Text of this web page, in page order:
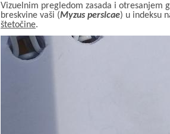
Vizuelnim pregledom zasada i otresanjem
breskvine vaši (Myzus persicae) u indeksu
štetočine.